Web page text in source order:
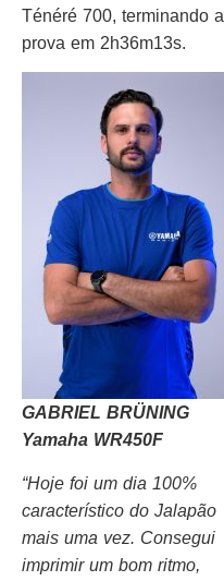
Ténéré 700, terminando a
prova em 2h36m13s.
GABRIEL BRÜNING
Yamaha WR450F
“Hoje foi um dia 100%
característico do Jalapão
mais uma vez. Consegui
imprimir um bom ritmo,